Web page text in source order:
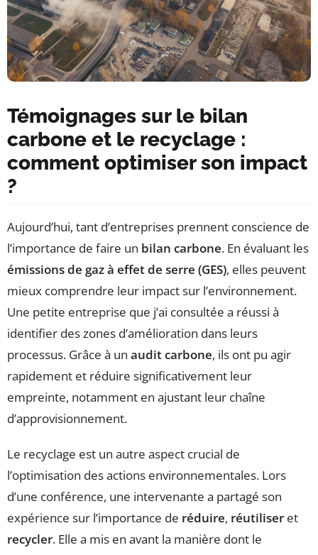
Témoignages sur le bilan
carbone et le recyclage :
comment optimiser son impact
?
Aujourd’hui, tant d’entreprises prennent conscience de
l’importance de faire un bilan carbone. En évaluant les
émissions de gaz à effet de serre (GES), elles peuvent
mieux comprendre leur impact sur l’environnement.
Une petite entreprise que j’ai consultée a réussi à
identifier des zones d’amélioration dans leurs
processus. Grâce à un audit carbone, ils ont pu agir
rapidement et réduire significativement leur
empreinte, notamment en ajustant leur chaîne
d’approvisionnement.
Le recyclage est un autre aspect crucial de
l’optimisation des actions environnementales. Lors
d’une conférence, une intervenante a partagé son
expérience sur l’importance de réduire, réutiliser et
recycler. Elle a mis en avant la manière dont le